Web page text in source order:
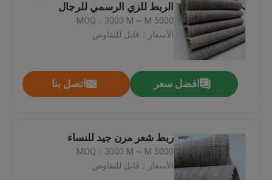
اتصل بنا
القضايا
اطلب اقتباس
الربط منصهر
الربط للزي الرسمي للرجال
MOQ：3000 M ~ M 5000
الأسعار：قابل للتفاوض
افضل سعر اتصل بنا
ربط شعر مرن جيد للنساء
MOQ：3000 M ~ M 5000
الأسعار：قابل للتفاوض